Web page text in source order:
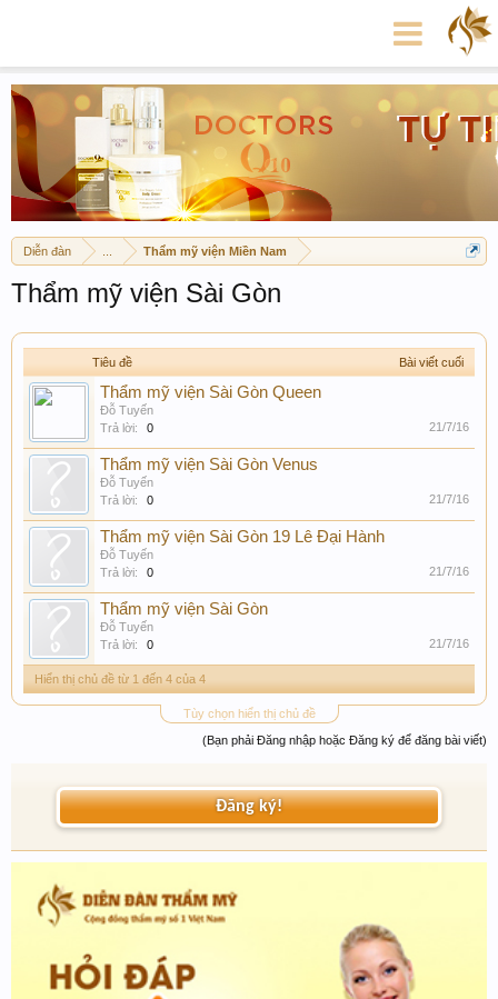
Diễn đàn Thẩm mỹ viện Miền Nam
Thẩm mỹ viện Sài Gòn
Tiêu đề Bài viết cuối
Thẩm mỹ viện Sài Gòn Queen
Đỗ Tuyến
Trả lời:
0 21/7/16
Thẩm mỹ viện Sài Gòn Venus
Đỗ Tuyến
Trả lời:
0 21/7/16
Thẩm mỹ viện Sài Gòn 19 Lê Đại Hành
Đỗ Tuyến
Trả lời:
0 21/7/16
Thẩm mỹ viện Sài Gòn
Đỗ Tuyến
Trả lời:
0 21/7/16
Hiển thị chủ đề từ 1 đến 4 của 4
Tùy chọn hiển thị chủ đề
(Bạn phải Đăng nhập hoặc Đăng ký để đăng bài viết)
Đăng ký!